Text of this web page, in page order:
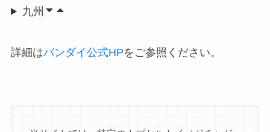
九州
詳細はバンダイ公式HPをご参照ください。